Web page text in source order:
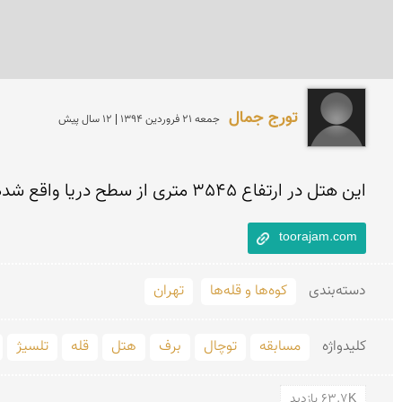
تورج جمال جمعه 21 فروردين 1394 | 12 سال پیش
این هتل در ارتفاع 3545 متری از سطح دریا واقع شده که از این لحاظ مرتفع ترین هتل کوهستانی دنیا است.
toorajam.com
دسته‌بندی کوه‌ها و قله‌ها تهران
کلید‌واژه مسابقه توچال برف هتل قله تلسیژ